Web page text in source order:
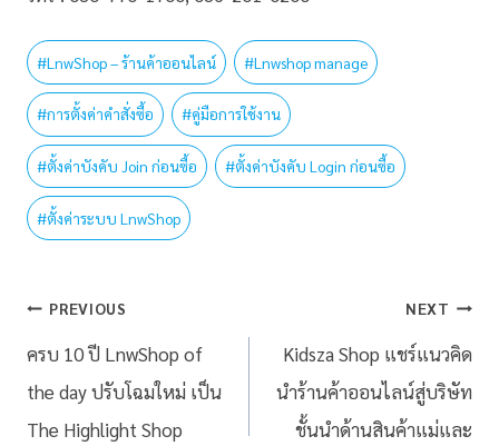
#LnwShop – ร้านค้าออนไลน์ #Lnwshop manage
#การตั้งค่าคำสั่งซื้อ #คู่มือการใช้งาน
#ตั้งค่าบังคับ Join ก่อนซื้อ #ตั้งค่าบังคับ Login ก่อนซื้อ
#ตั้งค่าระบบ LnwShop
PREVIOUS
ครบ 10 ปี LnwShop of
the day ปรับโฉมใหม่ เป็น
The Highlight Shop
NEXT
Kidsza Shop แชร์แนวคิด
นำร้านค้าออนไลน์สู่บริษัท
ชั้นนำด้านสินค้าแม่และ